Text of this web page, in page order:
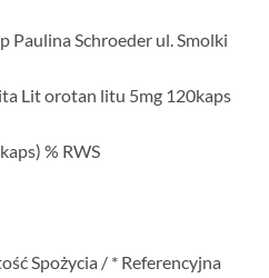
Schroeder ul. Smolki
Lit orotan litu 5mg 120kaps
% RWS
Spożycia / * Referencyjna